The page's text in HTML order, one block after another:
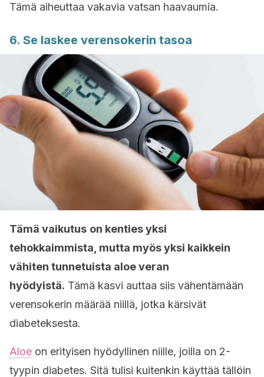
Tämä aiheuttaa vakavia vatsan haavaumia.
6. Se laskee verensokerin tasoa
Tämä vaikutus on kenties yksi
tehokkaimmista, mutta myös yksi kaikkein
vähiten tunnetuista aloe veran
hyödyistä. Tämä kasvi auttaa siis vähentämään
verensokerin määrää niillä, jotka kärsivät
diabeteksesta.
Aloe on erityisen hyödyllinen niille, joilla on 2-
tyypin diabetes. Sitä tulisi kuitenkin käyttää tällöin